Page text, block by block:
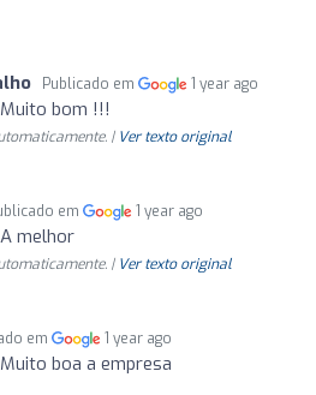
Publicado em 1 year ago
Muito bom !!!
| Ver texto original
em 1 year ago
A melhor
| Ver texto original
em 1 year ago
Muito boa a empresa